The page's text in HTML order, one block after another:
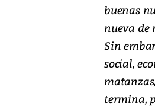
buenas
nueva de
Sin
social,
termina,